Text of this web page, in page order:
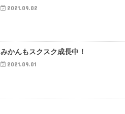
2021.09.02
みかんもスクスク成長中！
2021.09.01